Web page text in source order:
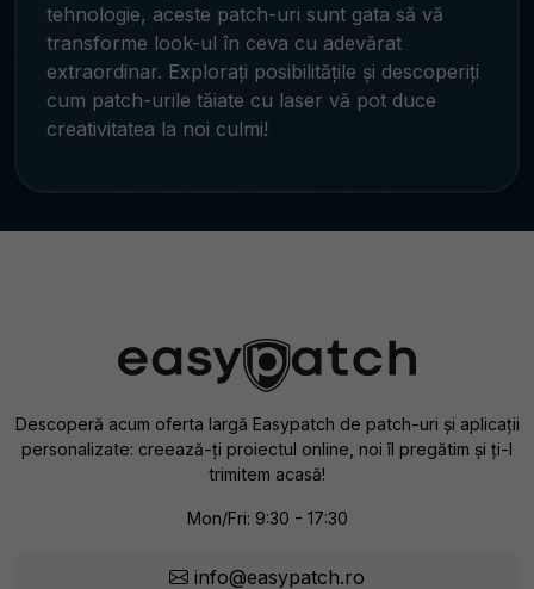
tehnologie, aceste patch-uri sunt gata să vă
transforme look-ul în ceva cu adevărat
extraordinar. Explorați posibilitățile și descoperiți
cum patch-urile tăiate cu laser vă pot duce
creativitatea la noi culmi!
Descoperă acum oferta largă Easypatch de patch-uri și aplicații
personalizate: creează-ți proiectul online, noi îl pregătim și ți-l
trimitem acasă!
Mon/Fri: 9:30 - 17:30
info@easypatch.ro